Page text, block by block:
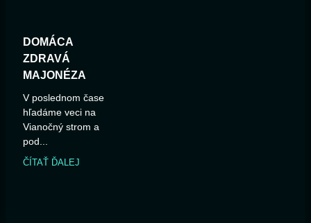
DOMÁCA
ZDRAVÁ
MAJONÉZA
V poslednom čase
hľadáme veci na
Vianočný strom a
pod...
ČÍTAŤ ĎALEJ